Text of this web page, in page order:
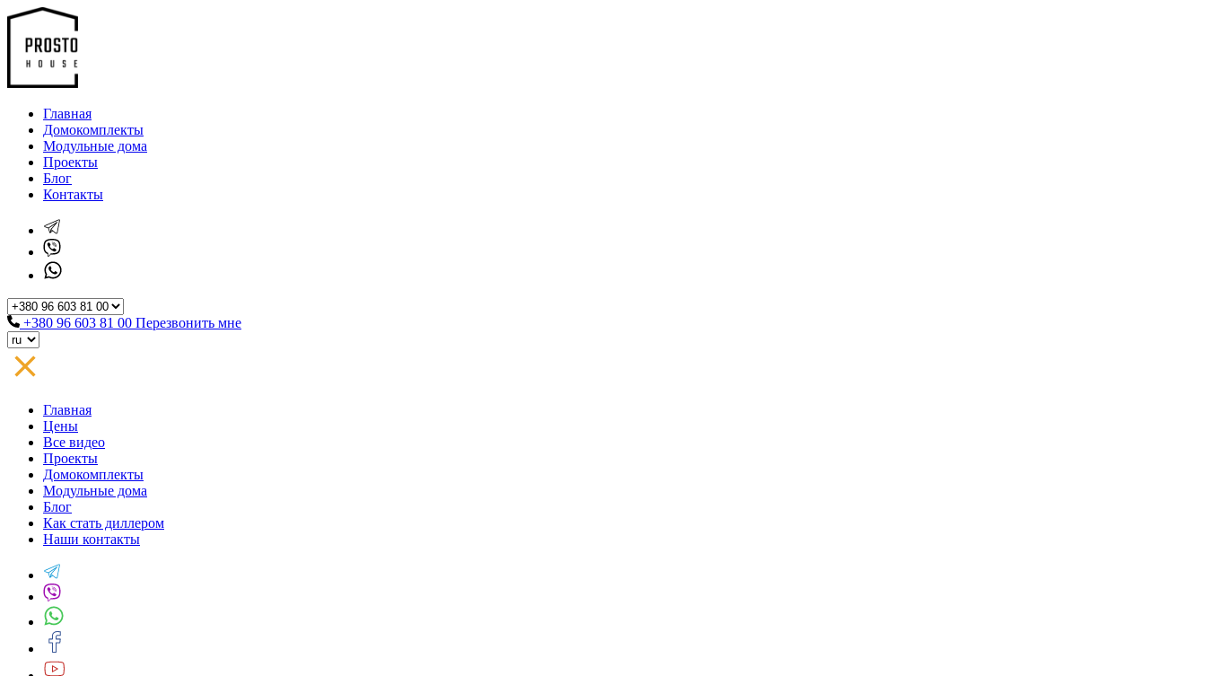
Главная
Домокомплекты
Модульные дома
Проекты
Блог
Контакты
+380 96 603 81 00 Перезвонить мне
Главная
Цены
Все видео
Проекты
Домокомплекты
Модульные дома
Блог
Как стать диллером
Наши контакты